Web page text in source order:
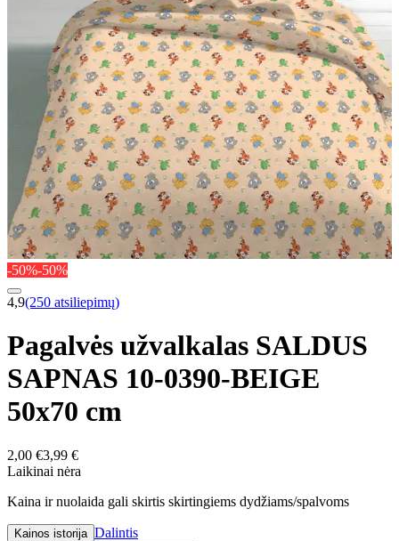
-50%-50%
4,9(250 atsiliepimų)
Pagalvės užvalkalas SALDUS
SAPNAS 10-0390-BEIGE
50x70 cm
2,00 €3,99 €
Laikinai nėra
Kaina ir nuolaida gali skirtis skirtingiems dydžiams/spalvoms
Kainos istorija Dalintis